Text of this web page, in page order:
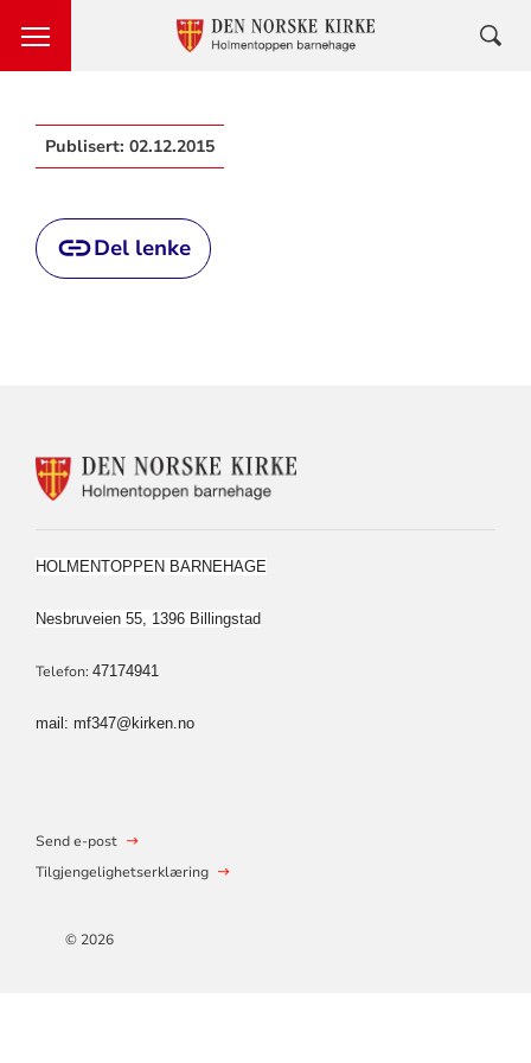
Publisert: 02.12.2015
Del lenke
KONTAKTINFORMASJON
HOLMENTOPPEN BARNEHAGE
Nesbruveien 55, 1396 Billingstad
Telefon: 47174941
mail: mf347@kirken.no
Send e-post
Tilgjengelighetserklæring
© 2026